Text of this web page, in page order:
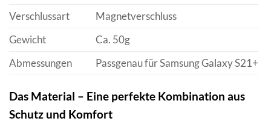
Verschlussart
Magnetverschluss
Gewicht
Ca. 50g
Abmessungen
Passgenau für Samsung Galaxy S21+
Das Material – Eine perfekte Kombination aus
Schutz und Komfort